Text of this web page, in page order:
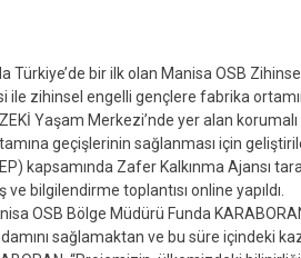
Türkiye’de bir ilk olan Manisa OSB
zihinsel engelli gençlere fabrika
Yaşam Merkezi’nde yer alan
geçişlerinin sağlanması için
kapsamında Zafer Kalkınma Ajansı
bilgilendirme toplantısı online yapıldı.
OSB Bölge Müdürü Funda
sağlamaktan ve bu süre içindeki